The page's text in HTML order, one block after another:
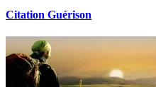
Citation Guérison